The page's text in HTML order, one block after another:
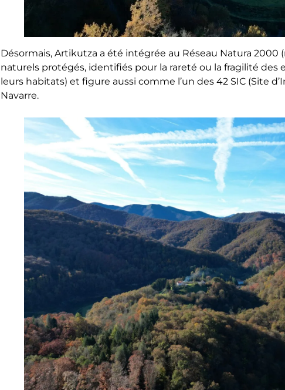
Désormais, Artikutza a été intégrée au Réseau Natura 2000
naturels protégés, identifiés pour la rareté ou la fragilité des
leurs habitats) et figure aussi comme l’un des 42 SIC (Site
Navarre.